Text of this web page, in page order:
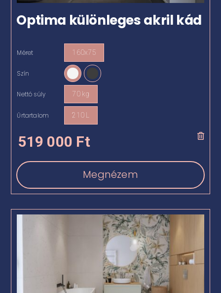
Optima különleges akril kád
Méret 160x75
Szín
Nettó súly 70 kg
Űrtartalom 210 L
519 000 Ft
Megnézem